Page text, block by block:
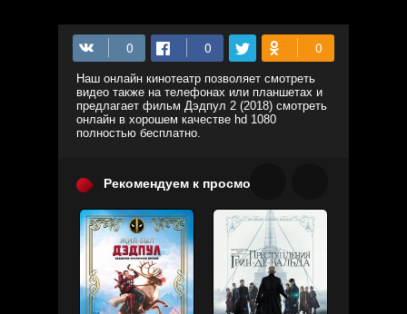
Наш онлайн кинотеатр позволяет смотреть
видео также на телефонах или планшетах и
предлагает фильм Дэдпул 2 (2018) смотреть
онлайн в хорошем качестве hd 1080
полностью бесплатно.
Рекомендуем к просмотру: